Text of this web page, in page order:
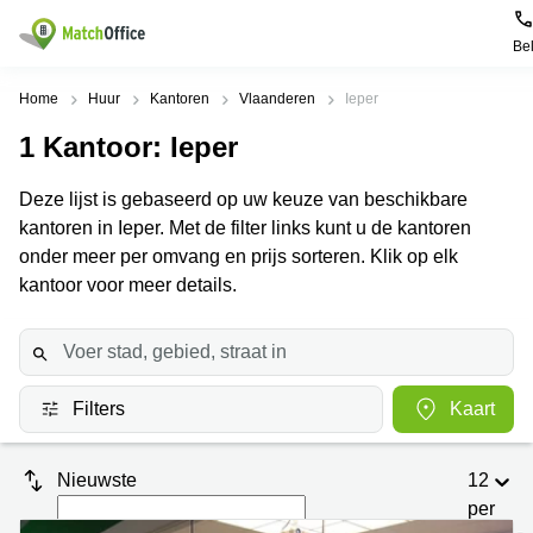
Bel
Huur & verhuur
Soorten
ruimten
Kantoor
centers
huren
huren
huren
Virtueel
Populaire
Gent
Antwerpen
Brussel
Diegem
Dilbeek
Doornik
Populaire
Kantoor
te huur
Hasselt
Kantoor
te huur
in Genk
Bedrijvencentrum
Sint-Pieters-
Kantoor
te huur in
Hulp
Over ons
Registreer uw kantoor
Prijs
Log in
Kies een taal
Frans
Home Huur Kantoren Vlaanderen Ieper
1 Kantoor: Ieper
Deze lijst is gebaseerd op uw keuze van beschikbare
kantoren in Ieper. Met de filter links kunt u de kantoren
onder meer per omvang en prijs sorteren. Klik op elk
kantoor voor meer details.
Filters Kaart
Nieuwste
12
per